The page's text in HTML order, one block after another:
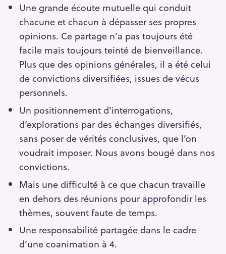
Une grande écoute mutuelle qui conduit
chacune et chacun à dépasser ses propres
opinions. Ce partage n’a pas toujours été
facile mais toujours teinté de bienveillance.
Plus que des opinions générales, il a été celui
de convictions diversifiées, issues de vécus
personnels.
Un positionnement d’interrogations,
d’explorations par des échanges diversifiés,
sans poser de vérités conclusives, que l’on
voudrait imposer. Nous avons bougé dans nos
convictions.
Mais une difficulté à ce que chacun travaille
en dehors des réunions pour approfondir les
thèmes, souvent faute de temps.
Une responsabilité partagée dans le cadre
d’une coanimation à 4.